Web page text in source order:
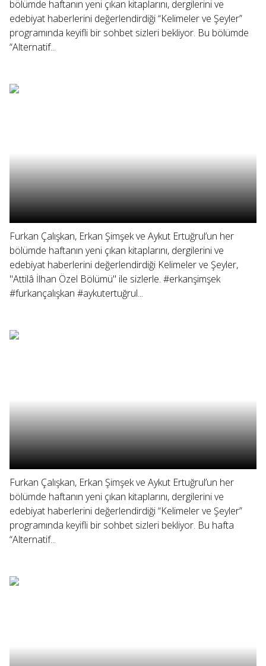
bölümde haftanın yeni çıkan kitaplarını, dergilerini ve
edebiyat haberlerini değerlendirdiği “Kelimeler ve Şeyler”
programında keyifli bir sohbet sizleri bekliyor. Bu bölümde
“Alternatif...
Furkan Çalışkan, Erkan Şimşek ve Aykut Ertuğrul’un her
bölümde haftanın yeni çıkan kitaplarını, dergilerini ve
edebiyat haberlerini değerlendirdiği Kelimeler ve Şeyler,
"Attilâ İlhan Özel Bölümü" ile sizlerle. #erkanşimşek
#furkançalışkan #aykutertuğrul...
Furkan Çalışkan, Erkan Şimşek ve Aykut Ertuğrul’un her
bölümde haftanın yeni çıkan kitaplarını, dergilerini ve
edebiyat haberlerini değerlendirdiği “Kelimeler ve Şeyler”
programında keyifli bir sohbet sizleri bekliyor. Bu hafta
“Alternatif...